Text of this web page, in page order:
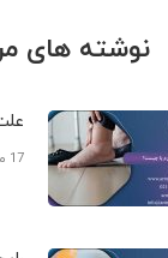
نوشته های
17 مرداد 1405